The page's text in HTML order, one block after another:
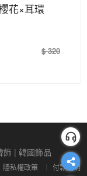
花×耳環
$ 320
| 韓國飾品
隱私權政策 付款說明